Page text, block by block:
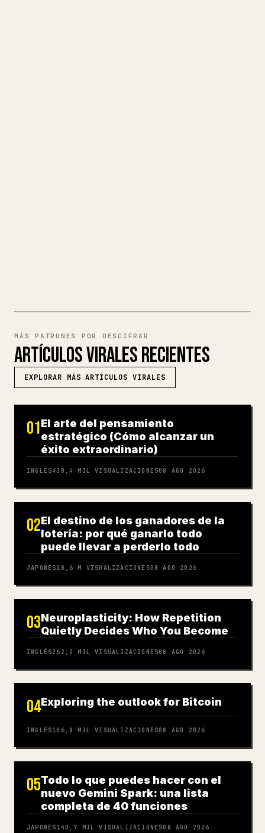
MÁS PATRONES POR DESCIFRAR
ARTÍCULOS VIRALES RECIENTES
EXPLORAR MÁS ARTÍCULOS VIRALES
01El arte del pensamiento
estratégico (Cómo alcanzar un
éxito extraordinario)
INGLÉS438,4 MIL VISUALIZACIONES08 AGO 2026
02El destino de los ganadores de la
lotería: por qué ganarlo todo
puede llevar a perderlo todo
JAPONÉS18,6 M VISUALIZACIONES08 AGO 2026
03Neuroplasticity: How Repetition
Quietly Decides Who You Become
INGLÉS262,2 MIL VISUALIZACIONES08 AGO 2026
04Exploring the outlook for Bitcoin
INGLÉS106,8 MIL VISUALIZACIONES08 AGO 2026
05Todo lo que puedes hacer con el
nuevo Gemini Spark: una lista
completa de 40 funciones
JAPONÉS140,7 MIL VISUALIZACIONES08 AGO 2026